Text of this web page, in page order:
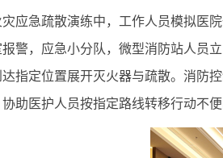
应急疏散演练中，工作人员模拟 医
警，应急小分队，微型消防站人员
指定位置展开灭火器与疏散。消防
助医护人员按指定路线转移行动不